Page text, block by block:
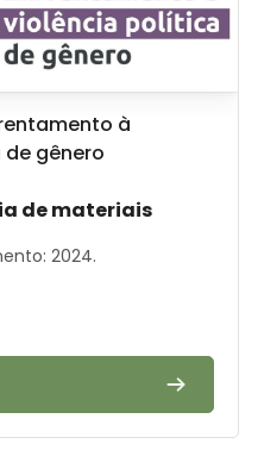
à
gênero
de materiais
2024.